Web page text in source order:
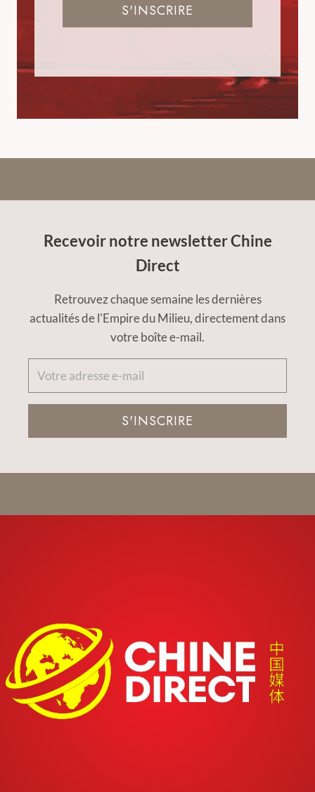
S'INSCRIRE
Recevoir notre newsletter Chine
Direct
Retrouvez chaque semaine les dernières
actualités de l'Empire du Milieu, directement dans
votre boîte e-mail.
S'INSCRIRE